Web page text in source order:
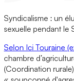
Syndicalisme : un
sexuelle pendant le
Selon Ici Touraine
chambre
(Coordination